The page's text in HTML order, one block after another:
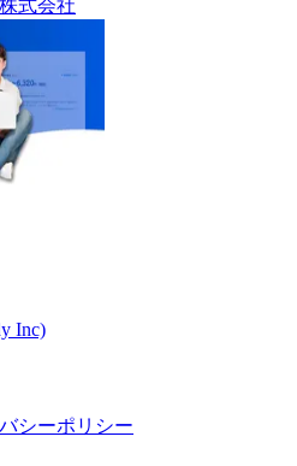
式会社
Inc)
シーポリシー